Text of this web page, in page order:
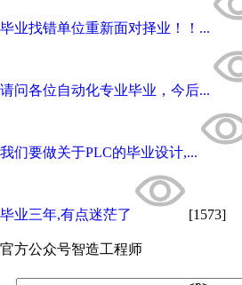
毕业找错单位重新面对择业！！...
请问各位自动化专业毕业，今后...
我们要做关于PLC的毕业设计,...
毕业三年,有点迷茫了 [1573]
官方公众号智造工程师